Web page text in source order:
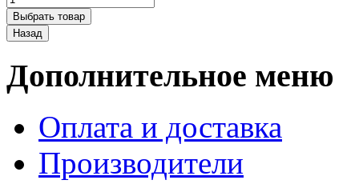
Дополнительное меню
Оплата и доставка
Производители